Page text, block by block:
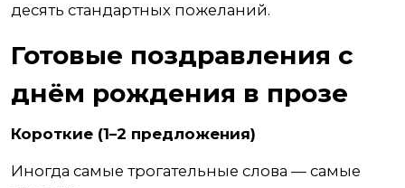
десять стандартных пожеланий.
Готовые поздравления с
днём рождения в прозе
Короткие (1–2 предложения)
Иногда самые трогательные слова — самые